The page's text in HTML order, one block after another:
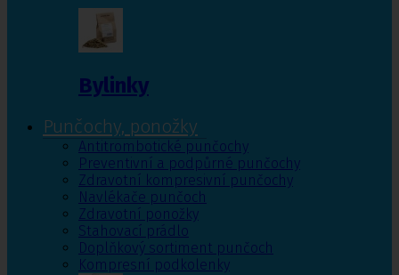
Bylinky
Punčochy, ponožky
Antitrombotické punčochy
Preventivní a podpůrné punčochy
Zdravotní kompresivní punčochy
Navlékače punčoch
Zdravotní ponožky
Stahovací prádlo
Doplňkový sortiment punčoch
Kompresní podkolenky